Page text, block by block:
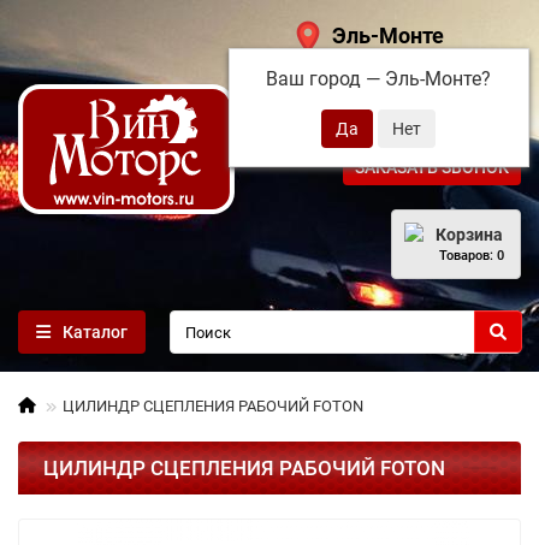
Эль-Монте
Ваш город — Эль-Монте?
+7 (495) 108-68-71
ЗАКАЗАТЬ ЗВОНОК
Корзина
Товаров: 0
Каталог
ЦИЛИНДР СЦЕПЛЕНИЯ РАБОЧИЙ FOTON
ЦИЛИНДР СЦЕПЛЕНИЯ РАБОЧИЙ FOTON